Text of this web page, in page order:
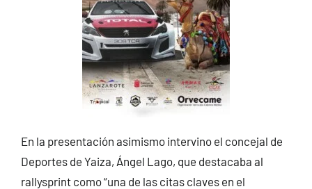
En la presentación asimismo intervino el concejal de
Deportes de Yaiza, Ángel Lago, que destacaba al
rallysprint como “una de las citas claves en el